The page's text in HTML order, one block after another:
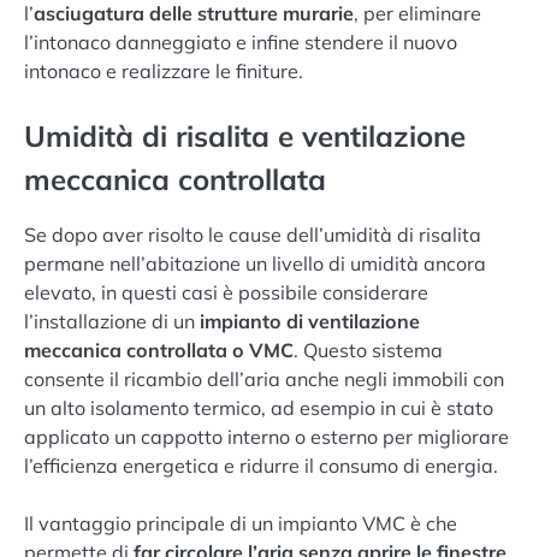
l’asciugatura delle strutture murarie, per eliminare
l’intonaco danneggiato e infine stendere il nuovo
intonaco e realizzare le finiture.
Umidità di risalita e ventilazione
meccanica controllata
Se dopo aver risolto le cause dell’umidità di risalita
permane nell’abitazione un livello di umidità ancora
elevato, in questi casi è possibile considerare
l’installazione di un impianto di ventilazione
meccanica controllata o VMC. Questo sistema
consente il ricambio dell’aria anche negli immobili con
un alto isolamento termico, ad esempio in cui è stato
applicato un cappotto interno o esterno per migliorare
l’efficienza energetica e ridurre il consumo di energia.
Il vantaggio principale di un impianto VMC è che
permette di far circolare l’aria senza aprire le finestre,